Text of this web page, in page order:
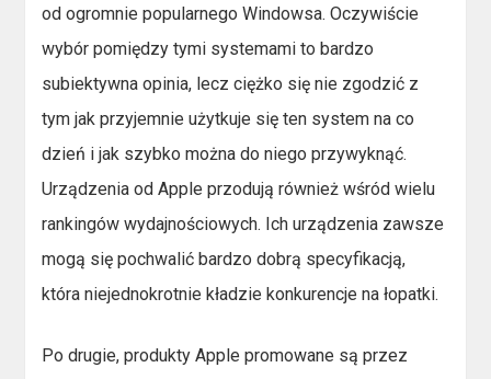
od ogromnie popularnego Windowsa. Oczywiście
wybór pomiędzy tymi systemami to bardzo
subiektywna opinia, lecz ciężko się nie zgodzić z
tym jak przyjemnie użytkuje się ten system na co
dzień i jak szybko można do niego przywyknąć.
Urządzenia od Apple przodują również wśród wielu
rankingów wydajnościowych. Ich urządzenia zawsze
mogą się pochwalić bardzo dobrą specyfikacją,
która niejednokrotnie kładzie konkurencje na łopatki.
Po drugie, produkty Apple promowane są przez